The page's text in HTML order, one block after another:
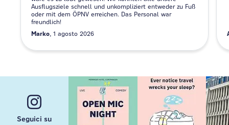
Ausflugsziele schnell und unkompliziert entweder zu Fuß
oder mit dem ÖPNV erreichen. Das Personal war
freundlich!
Marko 1 agosto 2026
Seguici su